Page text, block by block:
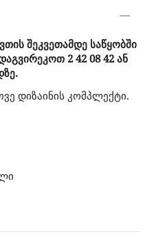
შეკვეთამდე საწყობში
2 42 08 42 ან
დიზაინის კომპლექტი.